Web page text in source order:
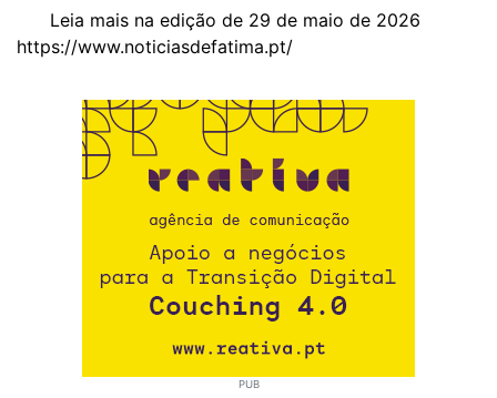
Leia mais na edição de 29 de maio de 2026
https://www.noticiasdefatima.pt/
PUB